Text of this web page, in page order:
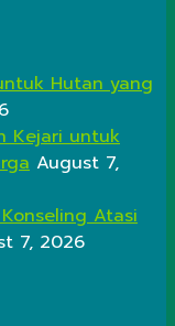
Hutan yang
Kejari untuk
August 7,
Atasi
7, 2026